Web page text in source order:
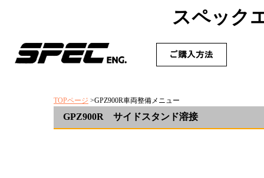
スペック
TOPページ >GPZ900R車両整備メニュー
GPZ900R サイドスタンド溶接